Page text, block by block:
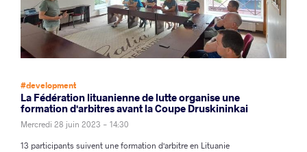
#development
La Fédération lituanienne de lutte organise une
formation d'arbitres avant la Coupe Druskininkai
Mercredi 28 juin 2023 - 14:30
13 participants suivent une formation d'arbitre en Lituanie